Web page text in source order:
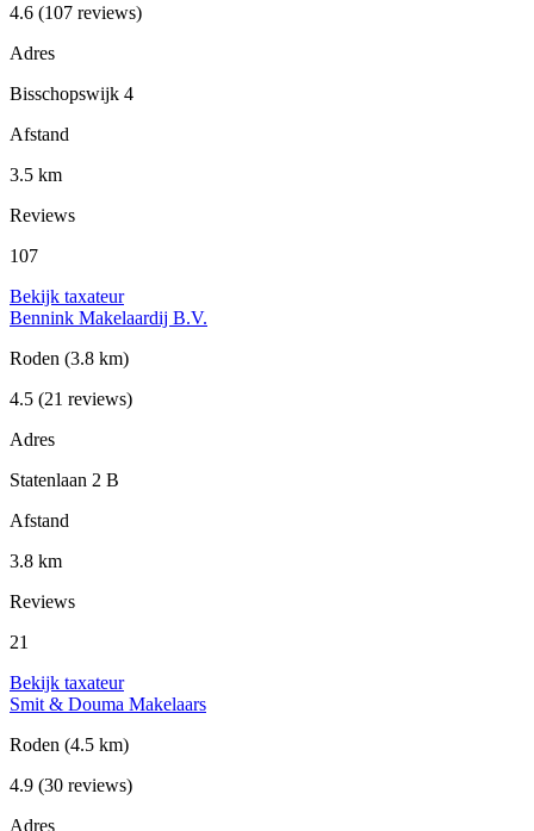
4.6 (107 reviews)
Adres
Bisschopswijk 4
Afstand
3.5 km
Reviews
107
Bekijk taxateur
Bennink Makelaardij B.V.
Roden (3.8 km)
4.5 (21 reviews)
Adres
Statenlaan 2 B
Afstand
3.8 km
Reviews
21
Bekijk taxateur
Smit & Douma Makelaars
Roden (4.5 km)
4.9 (30 reviews)
Adres